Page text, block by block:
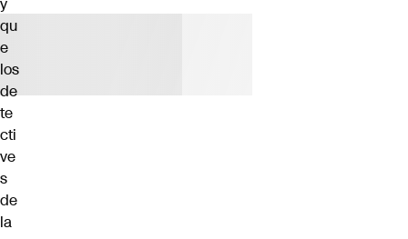
qu
e
los
de
te
cti
ve
s
de
la